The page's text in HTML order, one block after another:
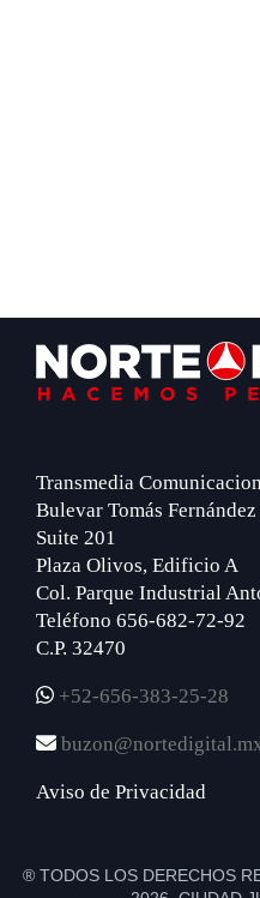
Footer
Transmedia
Bulevar Tomás
Suite 201
Plaza Olivos, Edificio A
Col. Parque Industrial
Teléfono 656-682-72-92
C.P. 32470
+52-656-383-25-28
Aviso de Privacidad
® TODOS LOS DERECHOS